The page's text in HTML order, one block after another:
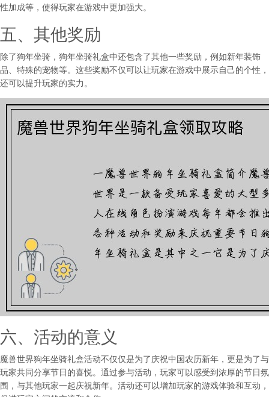
性加成等，使得玩家在游戏中更加强大。
五、其他奖励
除了狗年坐骑，狗年坐骑礼盒中还包含了其他一些奖励，例如新年装饰
品、特殊的宠物等。这些奖励不仅可以让玩家在游戏中展示自己的个性，
还可以提升玩家的实力。
六、活动的意义
魔兽世界狗年坐骑礼盒活动不仅仅是为了庆祝中国农历新年，更是为了与
玩家共同分享节日的喜悦。通过参与活动，玩家可以感受到浓厚的节日氛
围，与其他玩家一起庆祝新年。活动还可以增加玩家的游戏体验和互动，